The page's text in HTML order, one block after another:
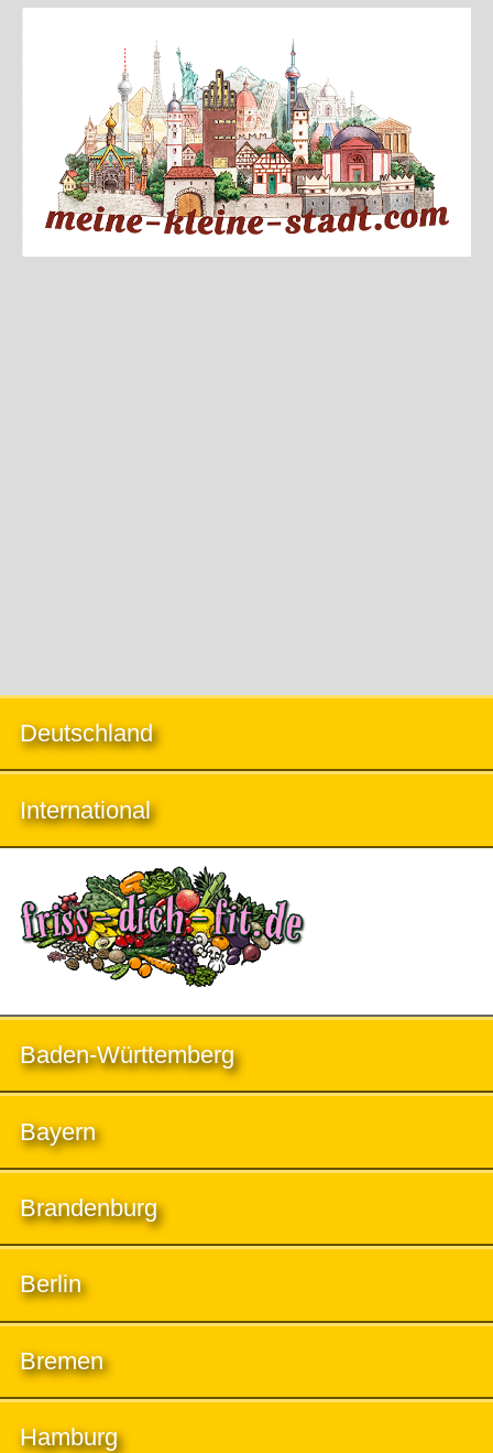
Deutschland
International
Baden-Württemberg
Bayern
Brandenburg
Berlin
Bremen
Hamburg